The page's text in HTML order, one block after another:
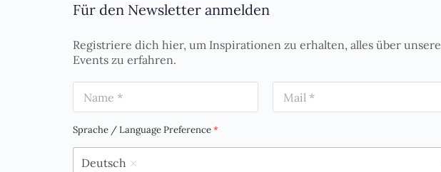
Für den Newsletter anmelden
Registriere dich hier, um Inspirationen zu erhalten, alles über unsere
Events zu erfahren.
m
e
a
Sprache / Language Preference*
Deutsch